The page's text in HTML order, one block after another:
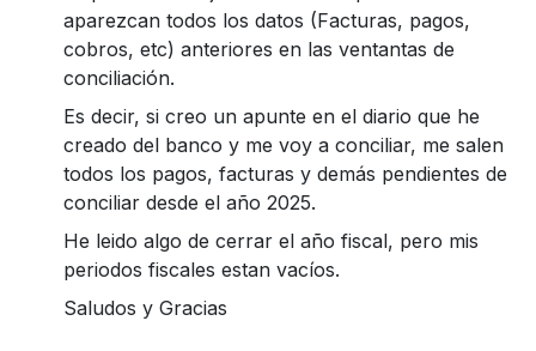
aparezcan todos los datos (Facturas, pagos,
cobros, etc) anteriores en las ventantas de
conciliación.
Es decir, si creo un apunte en el diario que he
creado del banco y me voy a conciliar, me salen
todos los pagos, facturas y demás pendientes de
conciliar desde el año 2025.
He leido algo de cerrar el año fiscal, pero mis
periodos fiscales estan vacíos.
Saludos y Gracias